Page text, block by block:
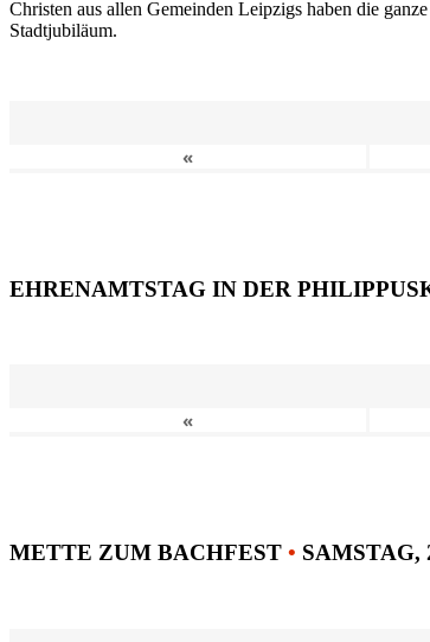
Christen aus allen Gemeinden Leipzigs haben die
Stadtjubiläum.
«
EHRENAMTSTAG IN DER
«
METTE ZUM BACHFEST • SAMSTAG,